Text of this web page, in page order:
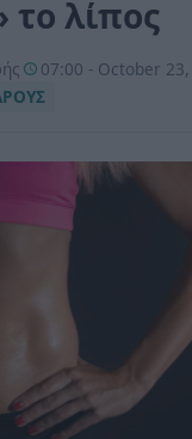
το λίπος
07:00 - October